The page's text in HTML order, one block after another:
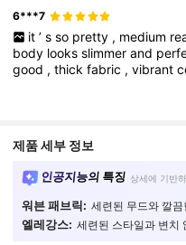
6***7
it ’ s so pretty , medium
body looksslimmerand
good ,thickfabric ,vibrant
제품 세부 정보
인공지능의 특징 상세에 기반
워븐 패브릭: 세련된 무드와 깔
엘레강스: 세련된 스타일과 변치